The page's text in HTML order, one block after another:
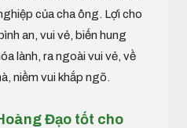
của cha ông. Lợi cho
an, vui vẻ, biến hung
lành, ra ngoài vui vẻ, về
niềm vui khắp ngõ.
Đạo tốt cho